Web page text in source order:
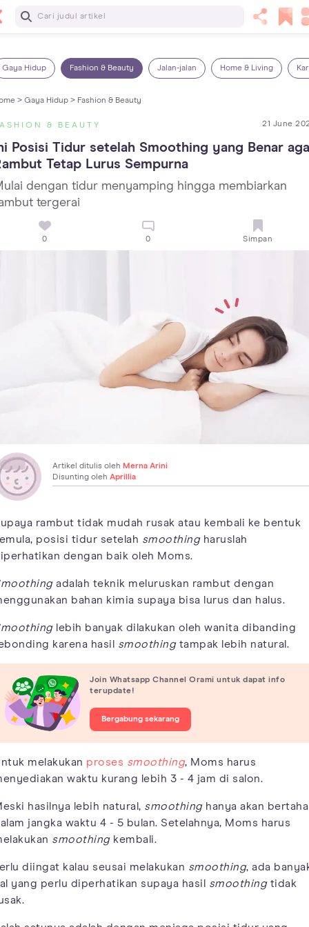
Baca Selanjutnya
Gaya Hidup Fashion & Beauty Jalan-jalan Home & Living
> Gaya Hidup > Fashion & Beauty
& BEAUTY 21 June
Posisi Tidur setelah Smoothing yang Benar
Tetap Lurus Sempurna
dengan tidur menyamping hingga membiarkan
tergerai
0 0 Simpan
Artikel ditulis oleh Merna Arini
Disunting oleh Aprillia
rambut tidak mudah rusak atau kembali ke bentuk
posisi tidur setelah smoothingharuslah
dengan baik oleh Moms.
adalah teknik meluruskan rambut dengan
bahan kimia supaya bisa lurus dan halus.
lebih banyak dilakukan oleh wanita dibanding
karena hasil smoothingtampak lebih natural.
Join Whatsapp Channel Orami untuk dapat info
terupdate!
Bergabung sekarang
melakukan proses smoothing, Moms harus
waktu kurang lebih 3 - 4 jam di salon.
hasilnya lebih natural, smoothinghanya akan
jangka waktu 4 - 5 bulan. Setelahnya, Moms harus
smoothingkembali.
diingat kalau seusai melakukan smoothing, ada
yang perlu diperhatikan supaya hasil smoothingtidak